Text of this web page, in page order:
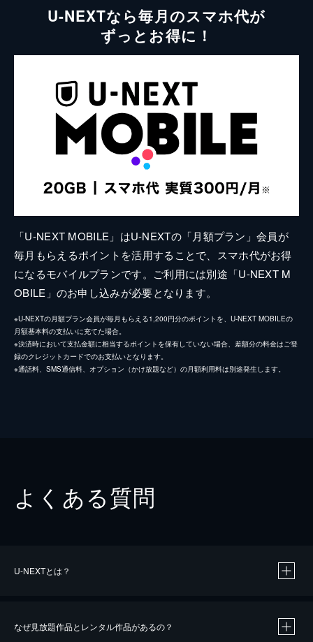
U-NEXTなら毎月のスマホ代が
ずっとお得に！
「U-NEXT MOBILE」はU-NEXTの「月額プラン」会員が
毎月もらえるポイントを活用することで、スマホ代がお得
になるモバイルプランです。ご利用には別途「U-NEXT M
OBILE」のお申し込みが必要となります。
※U-NEXTの月額プラン会員が毎月もらえる1,200円分のポイントを、U-NEXT MOBILEの
月額基本料の支払いに充てた場合。
※決済時において支払金額に相当するポイントを保有していない場合、差額分の料金はご登
録のクレジットカードでのお支払いとなります。
※通話料、SMS通信料、オプション（かけ放題など）の月額利用料は別途発生します。
よくある質問
U-NEXTとは？
なぜ見放題作品とレンタル作品があるの？